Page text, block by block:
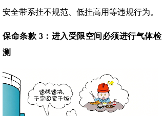
安全带系挂不规范、低挂高用等违规行为。
保命条款 3：进入受限空间必须进行气体检
测